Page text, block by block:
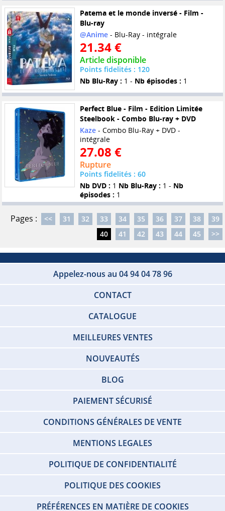
Patema et le monde inversé - Film -
Blu-ray
@Anime- Blu-Ray - intégrale
21.34 €
Article disponible
Points fidelités : 120
Nb Blu-Ray : 1 - Nb épisodes : 1
Perfect Blue - Film - Edition Limitée
Steelbook - Combo Blu-ray + DVD
Kaze- Combo Blu-Ray + DVD -
intégrale
27.08 €
Rupture
Points fidelités : 60
Nb DVD : 1 Nb Blu-Ray : 1 - Nb
épisodes : 1
Pages : << 31 32 33 34 35 36 37 38
39
40
41 42 43 44 45 >>
Appelez-nous au 04 94 04 78 96
CONTACT
CATALOGUE
MEILLEURES VENTES
NOUVEAUTÉS
BLOG
PAIEMENT SÉCURISÉ
CONDITIONS GÉNÉRALES DE VENTE
MENTIONS LEGALES
POLITIQUE DE CONFIDENTIALITÉ
POLITIQUE DES COOKIES
PRÉFÉRENCES EN MATIÈRE DE COOKIES